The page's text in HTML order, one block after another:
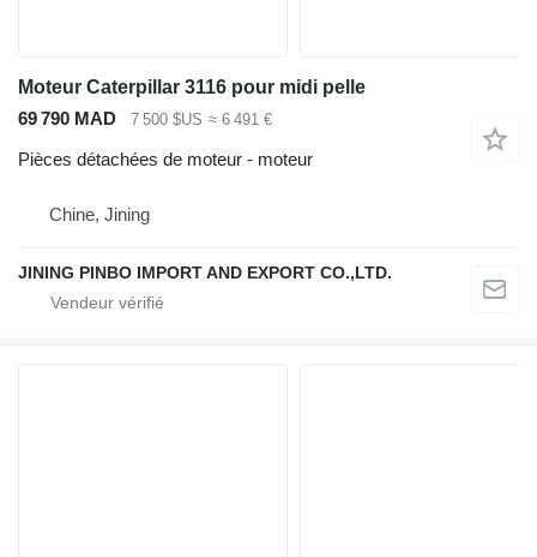
Moteur Caterpillar 3116 pour midi pelle
69 790 MAD
7 500 $US ≈ 6 491 €
Pièces détachées de moteur - moteur
Chine, Jining
JINING PINBO IMPORT AND EXPORT CO.,LTD.